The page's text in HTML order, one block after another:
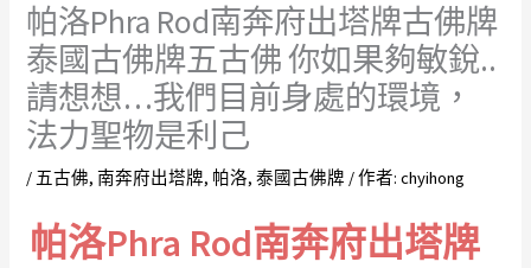
帕洛Phra Rod南奔府出塔牌古佛牌
泰國古佛牌五古佛 你如果夠敏銳..
請想想…我們目前身處的環境，
法力聖物是利己
/ 五古佛,南奔府出塔牌, 帕洛,泰國古佛牌 / 作者:chyihong
帕洛Phra Rod南奔府出塔牌